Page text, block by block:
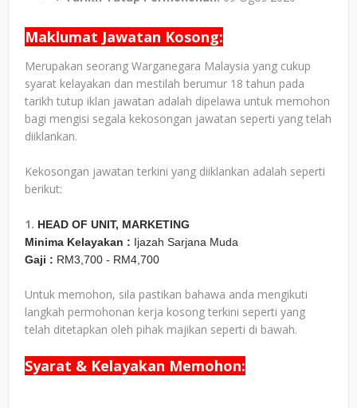
Maklumat Jawatan Kosong:
Merupakan seorang Warganegara Malaysia yang cukup
syarat kelayakan dan mestilah berumur 18 tahun pada
tarikh tutup iklan jawatan adalah dipelawa untuk memohon
bagi mengisi segala kekosongan jawatan seperti yang telah
diiklankan.
Kekosongan jawatan terkini yang diiklankan adalah seperti
berikut:
1. HEAD OF UNIT, MARKETING
Minima Kelayakan : Ijazah Sarjana Muda
Gaji : RM3,700 - RM4,700
Untuk memohon, sila pastikan bahawa anda mengikuti
langkah permohonan kerja kosong terkini seperti yang
telah ditetapkan oleh pihak majikan seperti di bawah.
Syarat & Kelayakan Memohon: